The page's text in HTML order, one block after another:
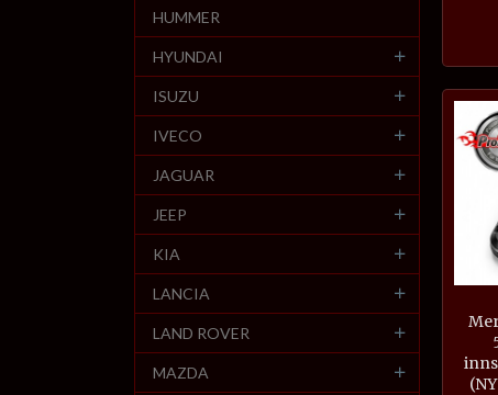
HUMMER
HYUNDAI
ISUZU
IVECO
JAGUAR
JEEP
KIA
LANCIA
LAND ROVER
MAZDA